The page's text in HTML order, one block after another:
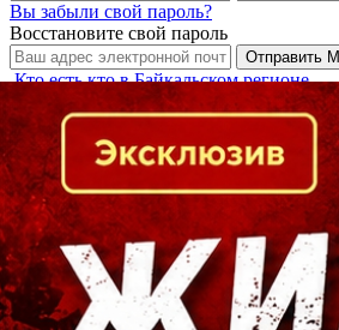
Вы забыли свой пароль?
Восстановите свой пароль
Кто есть кто в Байкальском регионе